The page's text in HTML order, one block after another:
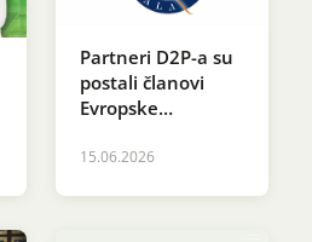
Partneri D2P-a su
postali članovi
Evropske
vazduhoplovno
15.06.2026